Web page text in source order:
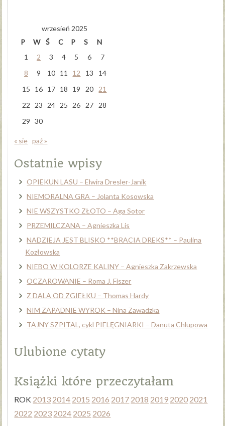
wrzesień 2025
P
W Ś C P S
N
1
2 3 4 5 6
7
8
9 10 11 12 13
14
15
16 17 18 19 20
21
22
23 24 25 26 27
28
29 30
« sie paź »
Ostatnie wpisy
OPIEKUN LASU – Elwira Dresler-Janik
NIEMORALNA GRA – Jolanta Kosowska
NIE WSZYSTKO ZŁOTO – Aga Sotor
PRZEMILCZANA – Agnieszka Lis
NADZIEJA JEST BLISKO **BRACIA DREKS** – Paulina
Kozłowska
NIEBO W KOLORZE KALINY – Agnieszka Zakrzewska
OCZAROWANIE – Roma J. Fiszer
Z DALA OD ZGIEŁKU – Thomas Hardy
NIM ZAPADNIE WYROK – Nina Zawadzka
TAJNY SZPITAL, cykl PIELĘGNIARKI – Danuta Chlupowa
Ulubione cytaty
Książki które przeczytałam
ROK 2013 2014 2015 2016 2017 2018 2019 2020 2021
2022 2023 2024 2025 2026